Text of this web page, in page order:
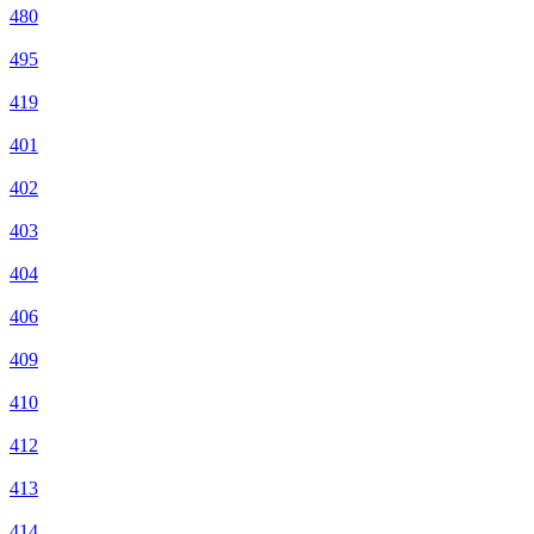
480
495
419
401
402
403
404
406
409
410
412
413